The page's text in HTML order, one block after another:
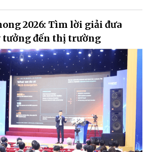
2026: Tìm lời giải đưa
tưởng đến thị trường